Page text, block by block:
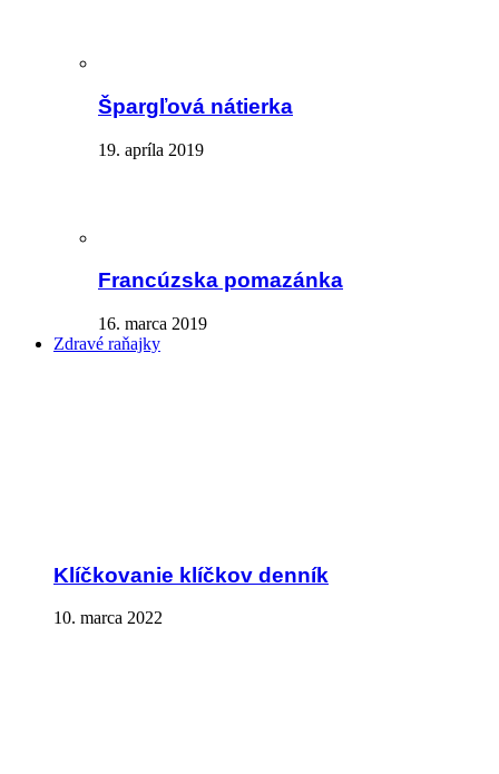
Špargľová nátierka
19. apríla 2019
Francúzska pomazánka
16. marca 2019
Zdravé raňajky
Klíčkovanie klíčkov denník
10. marca 2022